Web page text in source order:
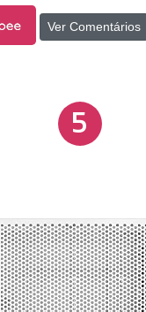
Ver Comentários
5